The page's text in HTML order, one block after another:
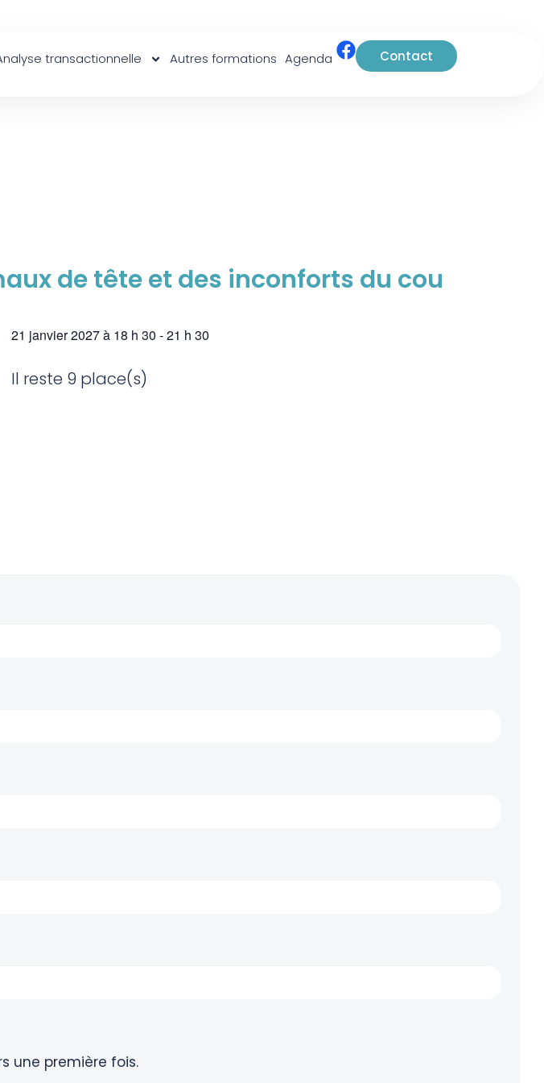
transactionnelle Autres formations Agenda Contact
de tête et des inconforts du cou
21 janvier 2027à 18 h 30 -21 h 30
Il reste 9 place(s)
une première fois.